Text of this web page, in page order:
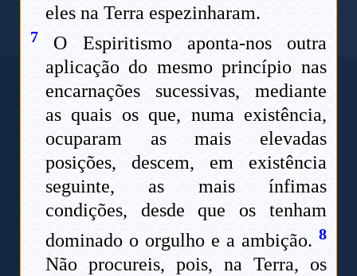
eles na Terra espezinharam.
7 O Espiritismo aponta-nos outra
aplicação do mesmo princípio nas
encarnações sucessivas, mediante
as quais os que, numa existência,
ocuparam as mais elevadas
posições, descem, em existência
seguinte, as mais ínfimas
condições, desde que os tenham
dominado o orgulho e a ambição. 8
Não procureis, pois, na Terra, os